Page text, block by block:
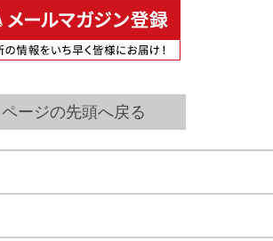
ページの先頭へ戻る